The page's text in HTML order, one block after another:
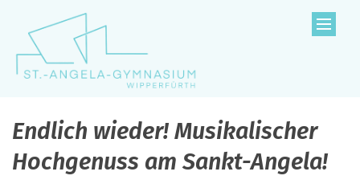
Zum Inhalt springen
Endlich wieder! Musikalischer
Hochgenuss am Sankt-Angela!